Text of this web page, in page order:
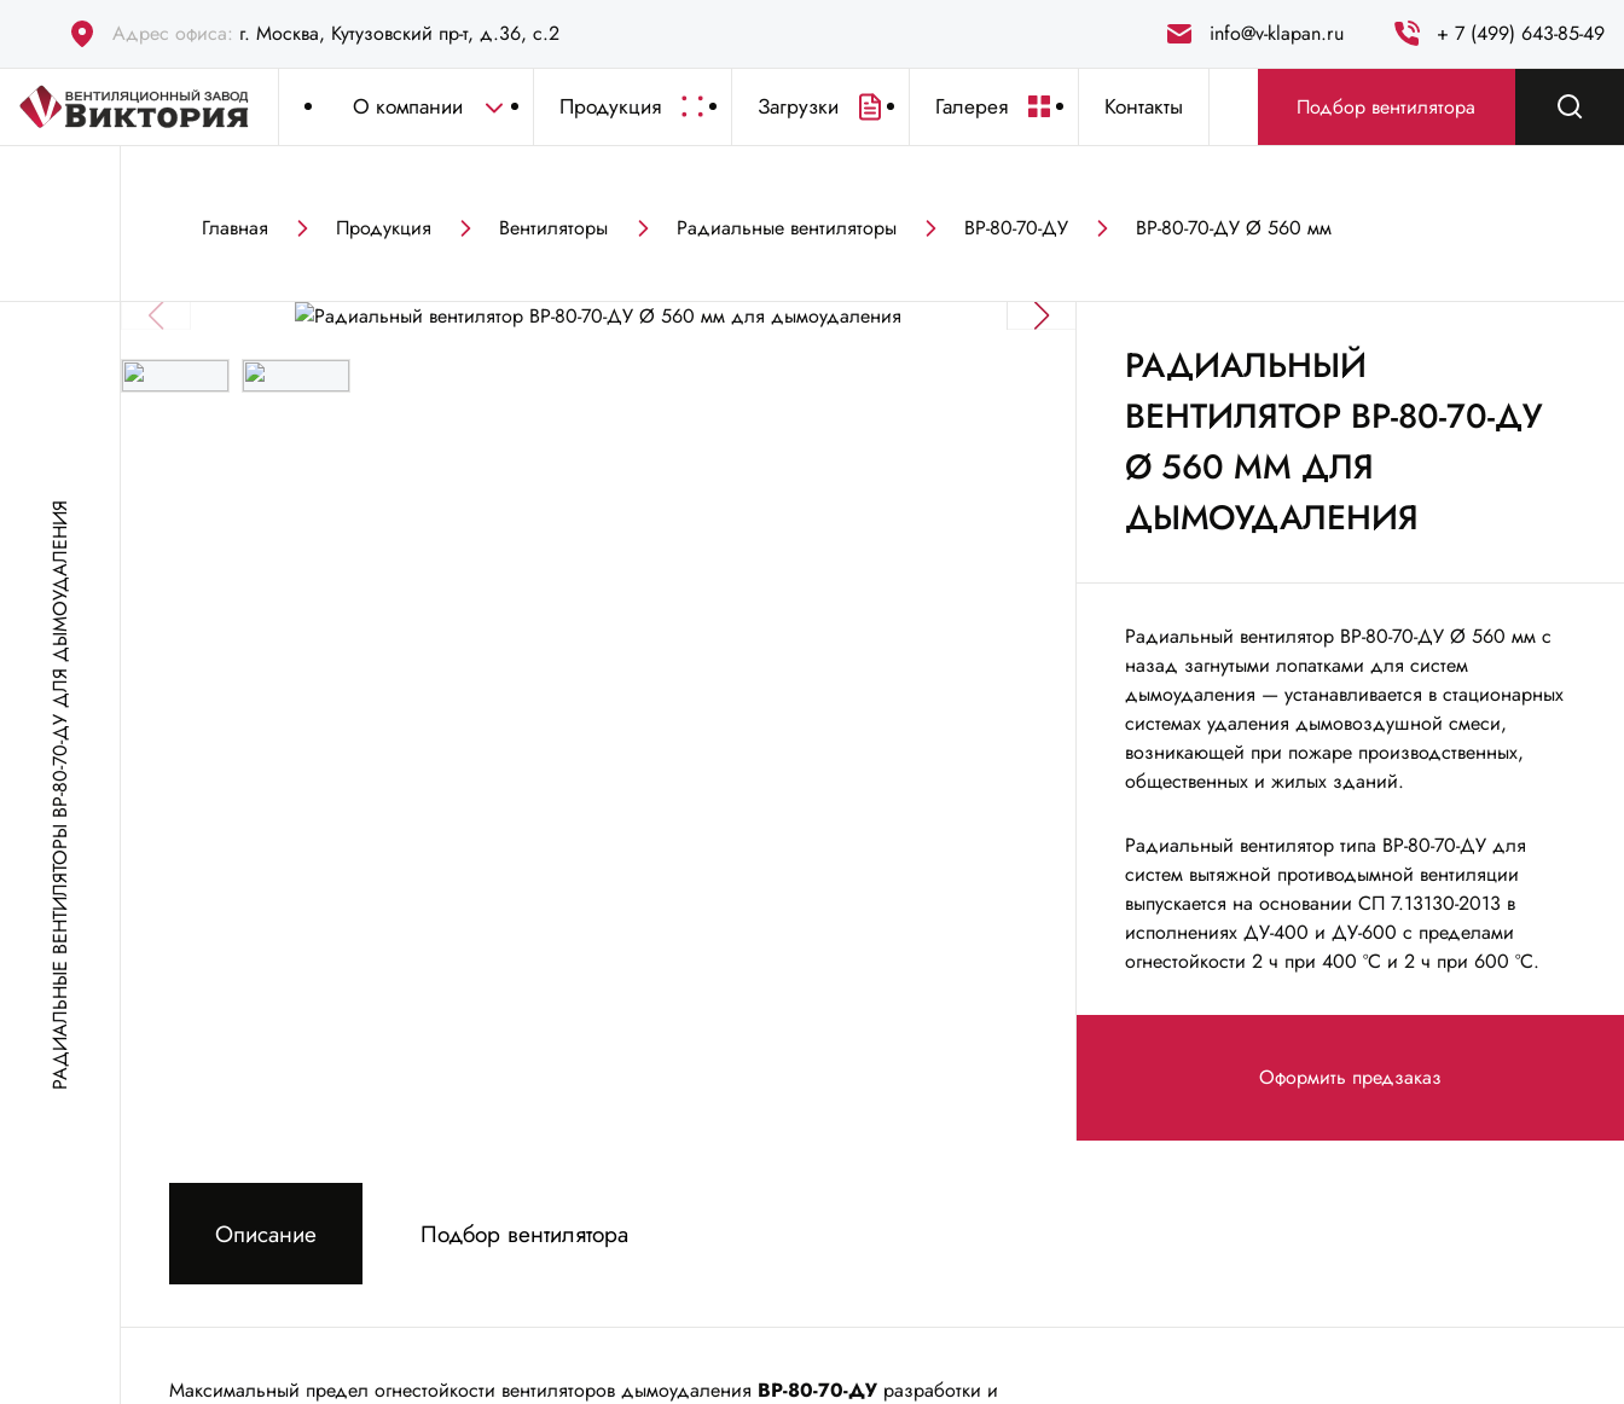
Адрес офиса: г. Москва, Кутузовский пр-т, д.36, с.2 info@v-klapan.ru + 7 (499) 643-85-49
О компании Продукция Загрузки Галерея Контакты Подбор вентилятора
Главная Продукция Вентиляторы Радиальные вентиляторы ВР-80-70-ДУ ВР-80-70-ДУ Ø 560 мм
РАДИАЛЬНЫЕ ВЕНТИЛЯТОРЫ ВР-80-70-ДУ ДЛЯ ДЫМОУДАЛЕНИЯ
РАДИАЛЬНЫЙ
ВЕНТИЛЯТОР ВР-80-70-ДУ
Ø 560 ММ ДЛЯ
ДЫМОУДАЛЕНИЯ
Радиальный вентилятор ВР-80-70-ДУ Ø 560 мм с
назад загнутыми лопатками для систем
дымоудаления — устанавливаeтся в стационарных
системах удаления дымовоздушной смеси,
возникающей при пожаре производственных,
общественных и жилых зданий.
Радиальный вентилятор типа ВР-80-70-ДУ для
систем вытяжной противодымной вентиляции
выпускаeтся на основании СП 7.13130-2013 в
исполнениях ДУ-400 и ДУ-600 с пределами
огнестойкости 2 ч при 400 ºС и 2 ч при 600 ºС.
Оформить предзаказ
Описание Подбор вентилятора
Максимальный предел огнестойкости вентиляторов дымоудаления ВР-80-70-ДУ разработки и